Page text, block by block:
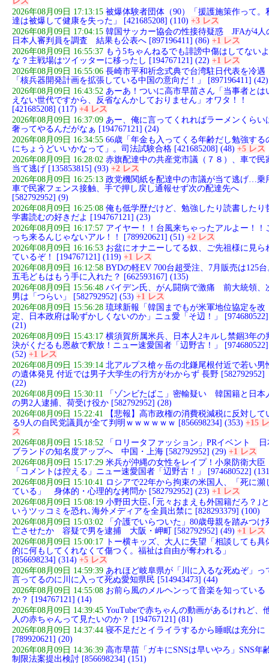
2026年08月09日 17:13:15 被爆体験者団体（90）「援護施策作って。
達は被爆して健康を失った」 [421685208] (110) +3 レス
2026年08月09日 17:04:15 韓国サッカー協会の性接待疑惑 JFAが4人
日本人審判員を調査 結果も公表へ [897196411] (86) +1 レス
2026年08月09日 16:55:37 もう5ちゃんねるでも誹謗中傷はしてないよ
な？主戦場はツイッターに移ったし [194767121] (22) +1 レス
2026年08月09日 16:55:06 長崎市平和祈念式典で台湾駐日代表を冷遇
「核兵器開発計画を拡張している中国の意向だ！」 [897196411] (42)
2026年08月09日 16:43:52 あーあ！ついに高市早苗さん「当事者とは
えない世代ですから、反省なんかしておりません」オワタ！！
[421685208] (117) +4 レス
2026年08月09日 16:37:09 あー、俺に言ってくれればラーメンくらい
奢ってやるんだがなぁ [194767121] (24)
2026年08月09日 16:34:55 66歳「年金も入ってくる年齢だし勉強する
にちょうどいいかなって」。司法試験合格 [421685208] (48) +5 レス
2026年08月09日 16:28:02 赤旗配達中の共産党市議（７８）、車で民
当て逃げ [135853815] (93) +2 レス
2026年08月09日 16:25:13 政党機関紙を配達中の市議が当て逃げ…乗
車で民家フェンス接触、手で押し戻し通報せず次の配達先へ
[582792952] (9)
2026年08月09日 16:25:08 俺も低学歴だけど、勉強したり読書したり
学書読むの好きだよ [194767121] (23)
2026年08月09日 16:17:57 アイヤー！！台風来ちゃったアルよー！！
っち来るんじゃないアル！！ [789920621] (51) +2 レス
2026年08月09日 16:16:53 お盆にオナニーしてる奴、ご先祖様に見ら
ているぞ！ [194767121] (119) +1 レス
2026年08月09日 16:12:58 BYDの軽EV 700台超受注、7月販売は125台
五毛どもはもう手に入れた？ [662593167] (135)
2026年08月09日 15:56:48 バイデン氏、がん闘病で激痛 前大統領、
男は「つらい」 [582792952] (53) +1 レス
2026年08月09日 15:56:28 琉球新報「韓国までもが米軍地位協定を改
定、日本政府は恥ずかしくないのか」ニュ愛「そ辺！」 [974680522]
(21)
2026年08月09日 15:43:17 横須賀所属米兵、日本人2キルし禁錮3年の
決がくだるも恩赦で釈放！ニュー速愛国者「辺野古！」 [974680522]
(52) +1 レス
2026年08月09日 15:39:14 北アルプス槍ヶ岳の北鎌尾根付近で若い男
の遺体発見 付近では男子大学生の行方がわからず 長野 [582792952]
(22)
2026年08月09日 15:30:11
「ゾンビたばこ」密輸疑い 韓国籍と日本
の男2人逮捕、荷受け役か [582792952] (28)
2026年08月09日 15:22:41
【悲報】高市政権の消費税減税に反対して
る9人の自民党議員が全て判明ｗｗｗｗｗｗ [856698234] (353) +15 レ
ス
2026年08月09日 15:18:52
「ロリータファッション」PRイベント 日
ブランドの知名度アップへ 中国・上海 [582792952] (29) +1 レス
2026年08月09日 15:17:29 米兵が沖縄の女性をレイプ！小泉防衛大臣
「コメントは控える」ニュー速愛国者「辺野古！」 [974680522]
2026年08月09日 15:10:41 ロシアで22年から拘束の米国人、「死に瀕
ている」 身体的・心理的な拷問か [582792952] (23) +1 レス
2026年08月09日 15:08:19 小野田大臣､｢元々おまえも外国籍だろ？｣と
いうツッコミを恐れ､海外メディアを全員出禁に [828293379] (100)
2026年08月09日 15:03:02
「介護でいらついた」80歳母親を踏みつけ
亡させたか 容疑で男を逮捕 大阪・岬町 [582792952] (49) +1 レス
2026年08月09日 15:00:17
トー横キッズ、大人に失望「相談しても具
的に何もしてくれなくて傷つく。福祉は自由が奪われる」
[856698234] (314) +5 レス
2026年08月09日 14:59:39 あれほど岐阜県が「川に入るな死ぬぞ」っ
言ってるのに川に入って死ぬ愛知県民 [514943473] (44)
2026年08月09日 14:55:08 お前ら風のメルヘンって音楽を知っている
か？ [194767121] (14)
2026年08月09日 14:39:45 YouTubeで赤ちゃんの動画があるけれど、
人の赤ちゃんって見たいのか？ [194767121] (81)
2026年08月09日 14:37:44 寝不足だとイライラするから睡眠は充分に
[789920621] (20)
2026年08月09日 14:36:39 高市早苗「ガキにSNSは早いやろ」SNS年
制限法案提出検討 [856698234] (151)